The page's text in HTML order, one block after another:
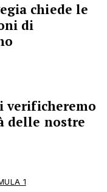
chiede le
di
verificheremo
delle nostre
1